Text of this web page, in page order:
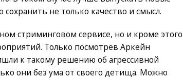
не только качество и смысл.
стриминговом сервисе, но и кроме этого
Только посмотрев Аркейн
к такому решению об агрессивной
они без ума от своего детища. Можно